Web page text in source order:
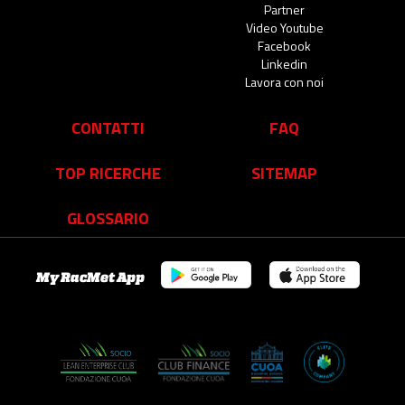
Partner
Video Youtube
Facebook
Linkedin
Lavora con noi
CONTATTI
FAQ
TOP RICERCHE
SITEMAP
GLOSSARIO
My RacMet App